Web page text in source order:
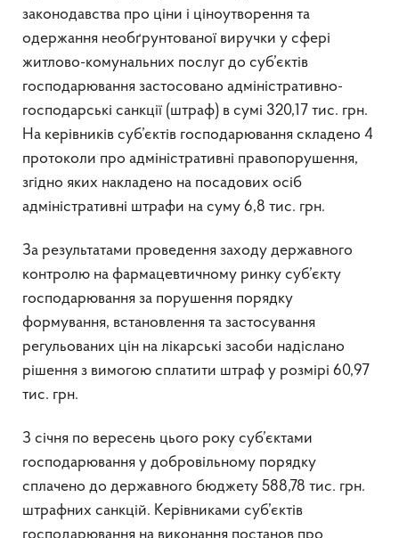
законодавства про ціни і ціноутворення та
одержання необґрунтованої виручки у сфері
житлово-комунальних послуг до суб’єктів
господарювання застосовано адміністративно-
господарські санкції (штраф) в сумі 320,17 тис. грн.
На керівників суб’єктів господарювання складено 4
протоколи про адміністративні правопорушення,
згідно яких накладено на посадових осіб
адміністративні штрафи на суму 6,8 тис. грн.
За результатами проведення заходу державного
контролю на фармацевтичному ринку суб’єкту
господарювання за порушення порядку
формування, встановлення та застосування
регульованих цін на лікарські засоби надіслано
рішення з вимогою сплатити штраф у розмірі 60,97
тис. грн.
З січня по вересень цього року суб’єктами
господарювання у добровільному порядку
сплачено до державного бюджету 588,78 тис. грн.
штрафних санкцій. Керівниками суб’єктів